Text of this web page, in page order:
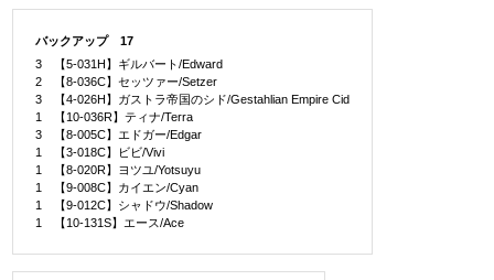
バックアップ 17
3 【5-031H】ギルバート/Edward
2 【8-036C】セッツァー/Setzer
3 【4-026H】ガストラ帝国のシド/Gestahlian Empire Cid
1 【10-036R】ティナ/Terra
3 【8-005C】エドガー/Edgar
1 【3-018C】ビビ/Vivi
1 【8-020R】ヨツユ/Yotsuyu
1 【9-008C】カイエン/Cyan
1 【9-012C】シャドウ/Shadow
1 【10-131S】エース/Ace